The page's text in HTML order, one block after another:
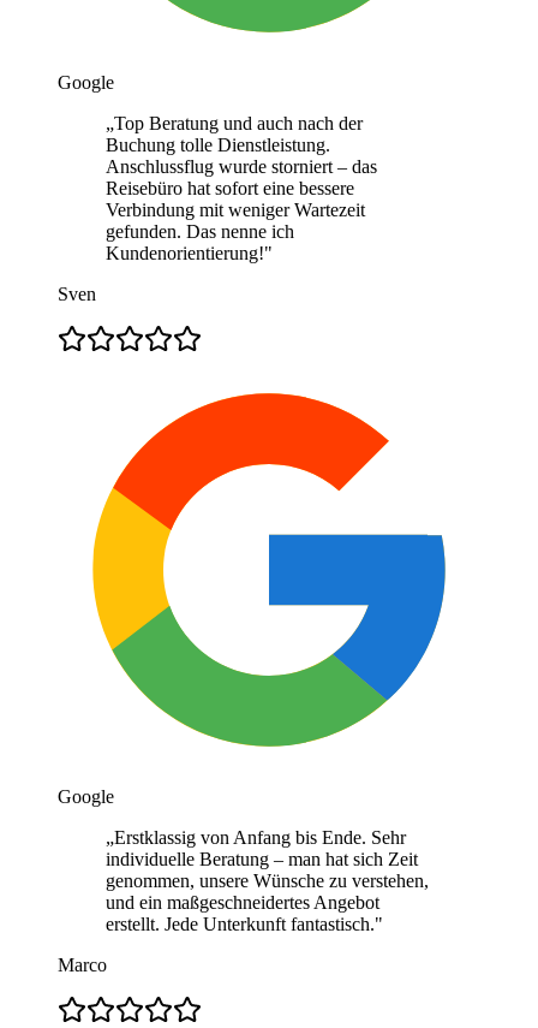
Google
„Top Beratung und auch nach der
Buchung tolle Dienstleistung.
Anschlussflug wurde storniert – das
Reisebüro hat sofort eine bessere
Verbindung mit weniger Wartezeit
gefunden. Das nenne ich
Kundenorientierung!"
Sven
Google
„Erstklassig von Anfang bis Ende. Sehr
individuelle Beratung – man hat sich Zeit
genommen, unsere Wünsche zu verstehen,
und ein maßgeschneidertes Angebot
erstellt. Jede Unterkunft fantastisch."
Marco